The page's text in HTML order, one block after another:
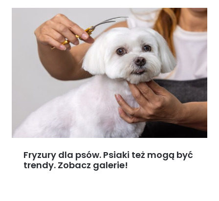
Fryzury dla psów. Psiaki też mogą być
trendy. Zobacz galerie!